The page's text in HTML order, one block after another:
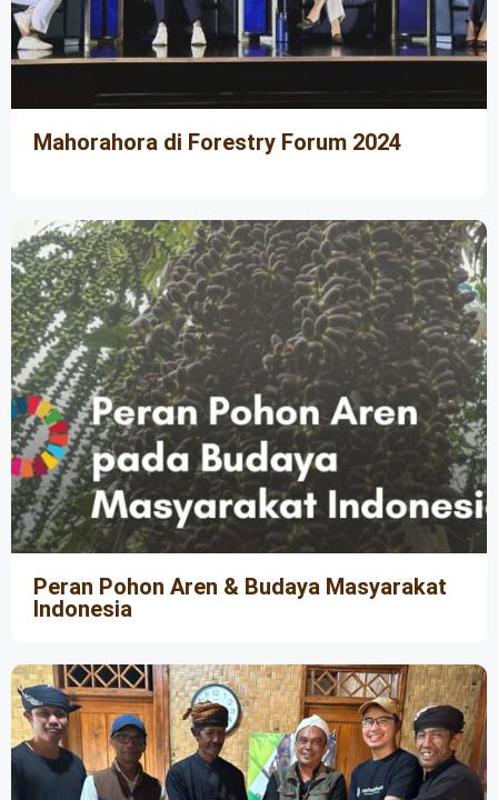
Mahorahora di Forestry Forum 2024
Peran Pohon Aren & Budaya Masyarakat
Indonesia